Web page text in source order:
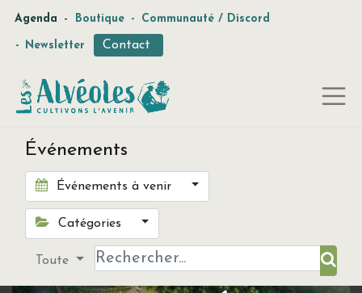
Agenda - Boutique - Communauté / Discord
- Newsletter Contact
Événements
Événements à venir
Catégories
Toute